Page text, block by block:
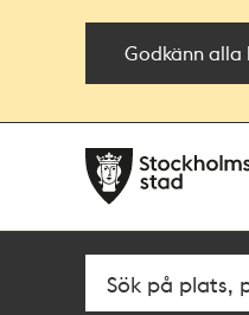
Godkänn alla
navigationen
huvudinnehållet
Fritextsök